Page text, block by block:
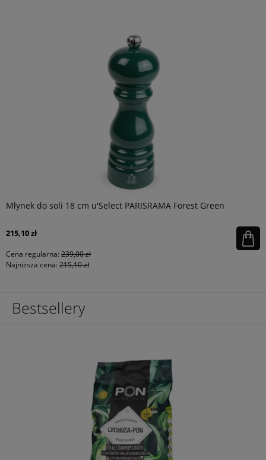
Młynek do soli 18 cm u'Select PARISRAMA Forest Green
215,10 zł
Cena regularna: 239,00 zł
Najniższa cena: 215,10 zł
Bestsellery